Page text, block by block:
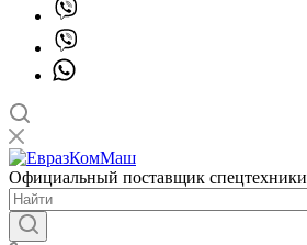
Официальный поставщик спецтехники